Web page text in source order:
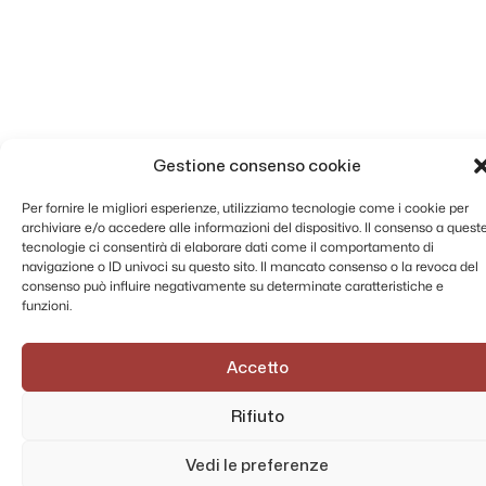
Gestione consenso cookie
Per fornire le migliori esperienze, utilizziamo tecnologie come i cookie per
archiviare e/o accedere alle informazioni del dispositivo. Il consenso a
tecnologie ci consentirà di elaborare dati come il comportamento di
navigazione o ID univoci su questo sito. Il mancato consenso o la revoca del
consenso può influire negativamente su determinate caratteristiche e
funzioni.
Accetto
Rifiuto
Vedi le preferenze